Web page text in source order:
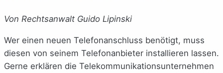
Von Rechtsanwalt Guido Lipinski
Wer einen neuen Telefonanschluss benötigt, muss
diesen von seinem Telefonanbieter installieren lassen.
Gerne erklären die Telekommunikationsunternehmen